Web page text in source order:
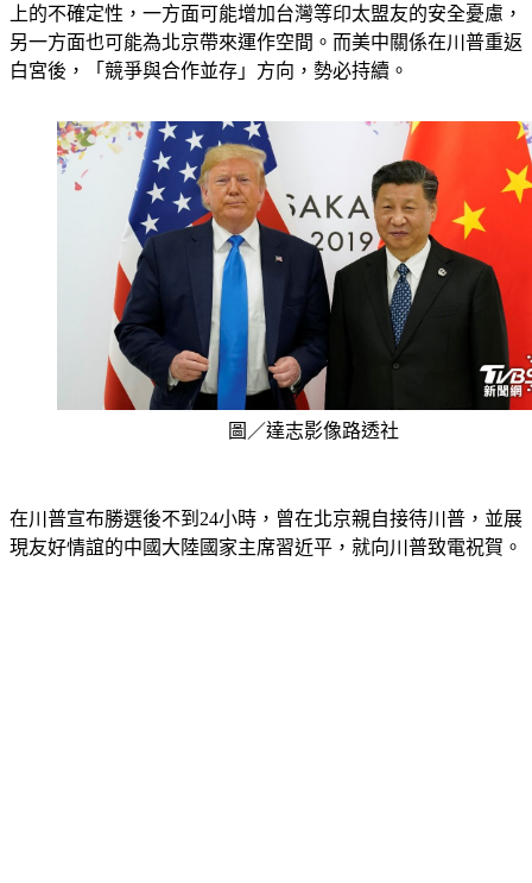
另一方面也可能為北京帶來運作空間。而美中關係在川普重返
白宮後，「競爭與合作並存」方向，勢必持續。
圖／達志影像路透社
現友好情誼的中國大陸國家主席習近平，就向川普致電祝賀。